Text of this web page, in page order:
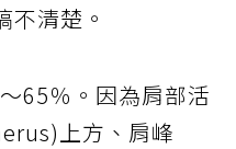
不清楚。
65％。因為肩部活
上方、肩峰